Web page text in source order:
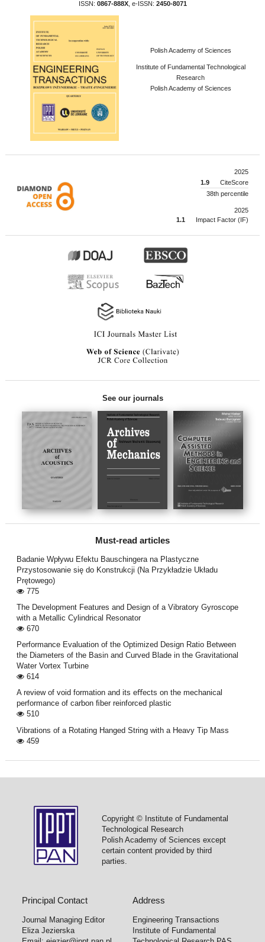
ISSN: 0867-888X, e-ISSN: 2450-8071
Polish Academy of Sciences
Institute of Fundamental Technological
Research
Polish Academy of Sciences
2025
1.9
CiteScore
38th percentile
2025
1.1
Impact Factor (IF)
See our journals
Must-read articles
Badanie Wpływu Efektu Bauschingera na Plastyczne
Przystosowanie się do Konstrukcji (Na Przykładzie Układu
Prętowego)
775
The Development Features and Design of a Vibratory Gyroscope
with a Metallic Cylindrical Resonator
670
Performance Evaluation of the Optimized Design Ratio Between
the Diameters of the Basin and Curved Blade in the Gravitational
Water Vortex Turbine
614
A review of void formation and its eﬀects on the mechanical
performance of carbon ﬁber reinforced plastic
510
Vibrations of a Rotating Hanged String with a Heavy Tip Mass
459
Copyright © Institute of Fundamental
Technological Research
Polish Academy of Sciences except
certain content provided by third
parties.
Principal Contact
Journal Managing Editor
Eliza Jezierska
Address
Engineering Transactions
Institute of Fundamental